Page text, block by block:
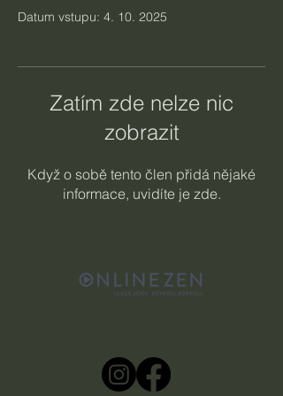
Datum vstupu: 4. 10. 2025
Zatím zde nelze nic
zobrazit
Když o sobě tento člen přidá nějaké
informace, uvidíte je zde.